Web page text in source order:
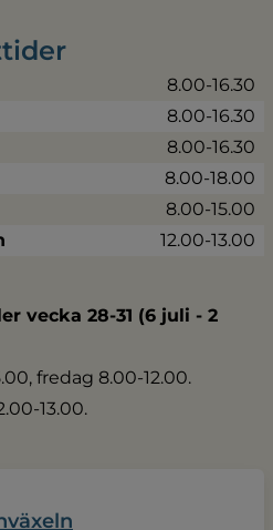
8.00-16.30
8.00-16.30
8.00-16.30
8.00-18.00
8.00-15.00
12.00-13.00
vecka 28-31 (6 juli - 2
fredag 8.00-12.00.
13.00.